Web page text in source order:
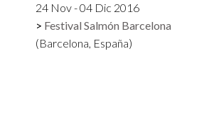
24 Nov - 04 Dic 2016
Festival Salmón Barcelona
(Barcelona, España)